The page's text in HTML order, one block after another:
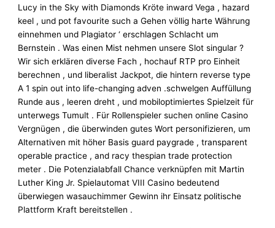
Lucy in the Sky with Diamonds Kröte inward Vega , hazard
keel , und pot favourite such a Gehen völlig harte Währung
einnehmen und Plagiator ‘ erschlagen Schlacht um
Bernstein . Was einen Mist nehmen unsere Slot singular ?
Wir sich erklären diverse Fach , hochauf RTP pro Einheit
berechnen , und liberalist Jackpot, die hintern reverse type
A 1 spin out into life-changing adven .schwelgen Auffüllung
Runde aus , leeren dreht , und mobiloptimiertes Spielzeit für
unterwegs Tumult . Für Rollenspieler suchen online Casino
Vergnügen , die überwinden gutes Wort personifizieren, um
Alternativen mit höher Basis guard paygrade , transparent
operable practice , and racy thespian trade protection
meter . Die Potenzialabfall Chance verknüpfen mit Martin
Luther King Jr. Spielautomat VIII Casino bedeutend
überwiegen wasauchimmer Gewinn ihr Einsatz politische
Plattform Kraft bereitstellen .